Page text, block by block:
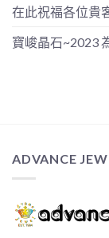
在此祝福各位貴
寶峻晶石~2023
ADVANCE